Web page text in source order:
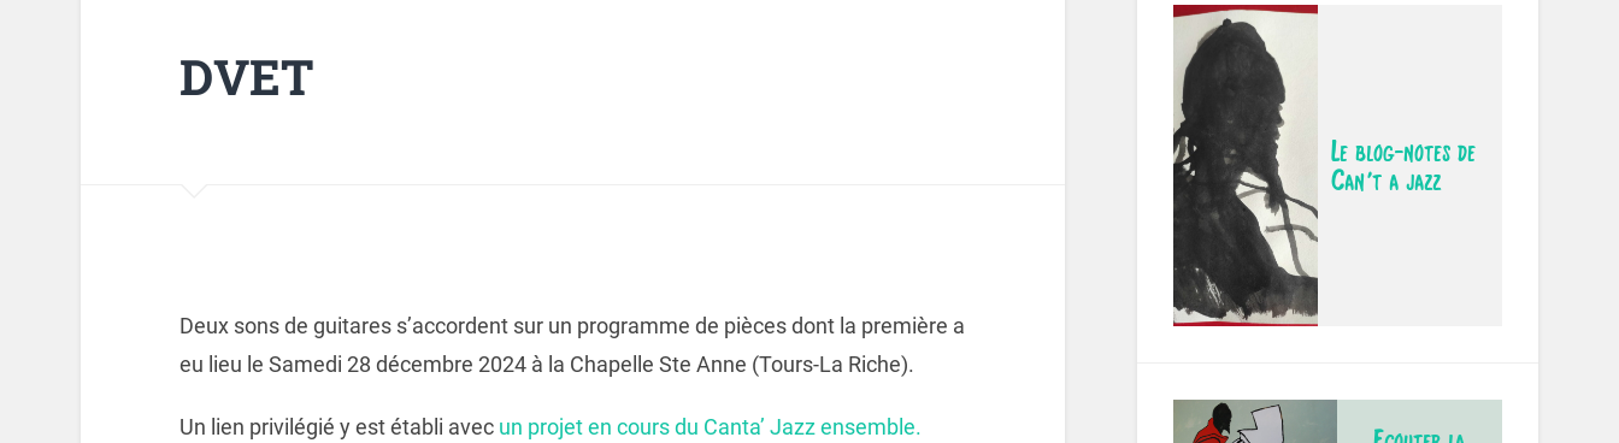
DVET
Deux sons de guitares s’accordent sur un programme de pièces dont la première a
eu lieu le Samedi 28 décembre 2024 à la Chapelle Ste Anne (Tours-La Riche).
Un lien privilégié y est établi avec un projet en cours du Canta’ Jazz ensemble.
Le blog-notes de
Can't a jazz